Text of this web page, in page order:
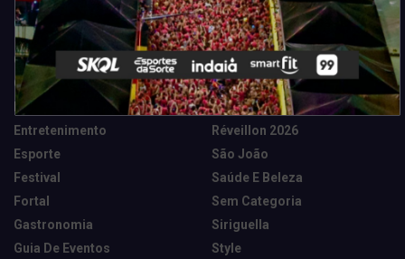
Categorias
Camarote Vip Junino
Cidade
Destaques
Entretenimento
Esporte
Festival
Fortal
Gastronomia
Guia De Eventos
Marketing E Negócios
Música
News Tech
Réveillon 2026
São João
Saúde E Beleza
Sem Categoria
Siriguella
Style